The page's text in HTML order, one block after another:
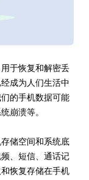
于恢复和解密丢
成为人们生活中
的手机数据可能
崩溃等。
储空间和系统底
、短信、通话记
恢复存储在手机